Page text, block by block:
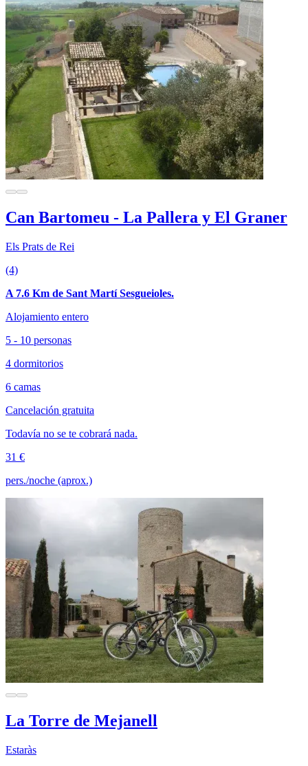
Can Bartomeu - La Pallera y El Graner
Els Prats de Rei
(4)
A 7.6 Km de Sant Martí Sesgueioles.
Alojamiento entero
5 - 10 personas
4 dormitorios
6 camas
Cancelación gratuita
Todavía no se te cobrará nada.
31 €
pers./noche (aprox.)
La Torre de Mejanell
Estaràs